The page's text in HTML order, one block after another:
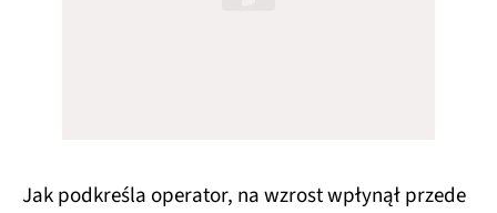
Jak podkreśla operator, na wzrost wpłynął przede